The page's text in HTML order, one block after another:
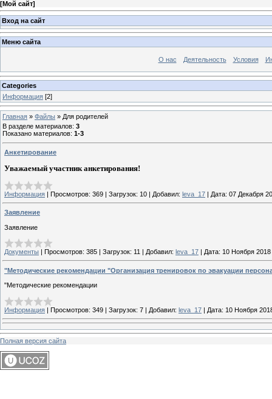
[Мой сайт]
Вход на сайт
Меню сайта
О нас Деятельность Условия
Categories
Информация [2]
Главная » Файлы » Для родителей
В разделе материалов: 3
Показано материалов: 1-3
Анкетирование
Уважаемый участник анкетирования!
Информация | Просмотров: 369 | Загрузок: 10 | Добавил: leva_17 | Дата: 07 Декабря
Заявление
Заявление
Документы Просмотров: 385 Загрузок: 11 Добавил: leva_17 Дата: 10 Ноября 2018
"Методические рекомендации "Организация тренировок по эвакуации
"Методические рекомендации
Информация | Просмотров: 349 | Загрузок: 7 | Добавил: leva_17 | Дата: 10 Ноября
Полная версия сайта